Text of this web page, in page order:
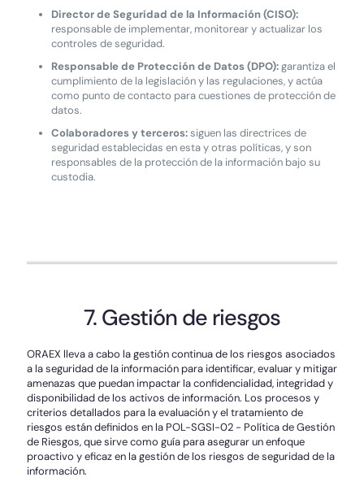
Director de Seguridad de la Información (CISO):
responsable de implementar, monitorear y actualizar los
controles de seguridad.
Responsable de Protección de Datos (DPO):garantiza el
cumplimiento de la legislación y las regulaciones, y actúa
como punto de contacto para cuestiones de protección de
datos.
Colaboradores y terceros:siguen las directrices de
seguridad establecidas en esta y otras políticas, y son
responsables de la protección de la información bajo su
custodia.
7. Gestión de riesgos
ORAEX lleva a cabo la gestión continua de los riesgos asociados
a la seguridad de la información para identificar, evaluar y mitigar
amenazas que puedan impactar la confidencialidad, integridad y
disponibilidad de los activos de información. Los procesos y
criterios detallados para la evaluación y el tratamiento de
riesgos están definidos en la POL-SGSI-02 - Política de Gestión
de Riesgos, que sirve como guía para asegurar un enfoque
proactivo y eficaz en la gestión de los riesgos de seguridad de la
información.